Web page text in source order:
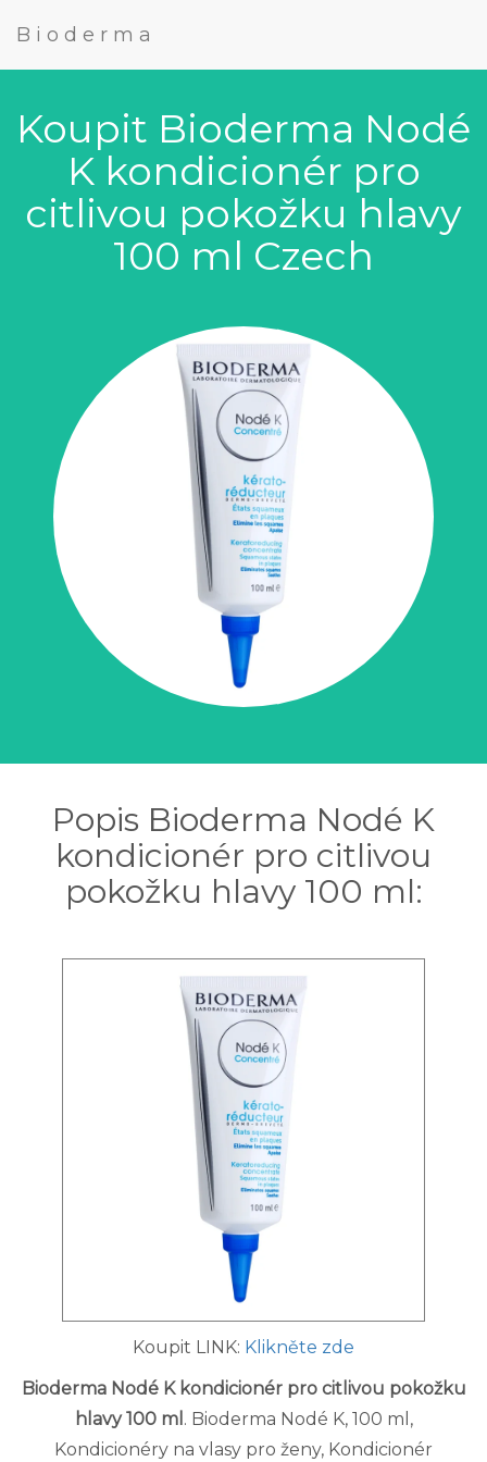
Bioderma
Koupit Bioderma Nodé
K kondicionér pro
citlivou pokožku hlavy
100 ml Czech
Popis Bioderma Nodé K
kondicionér pro citlivou
pokožku hlavy 100 ml:
Koupit LINK: Klikněte zde
Bioderma Nodé K kondicionér pro citlivou pokožku
hlavy 100 ml . Bioderma Nodé K, 100 ml,
Kondicionéry na vlasy pro ženy, Kondicionér